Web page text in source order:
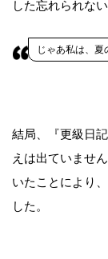
した忘れられな
じゃあ私は、夏
結局、『更級日
えは出ていませ
いたことにより
した。